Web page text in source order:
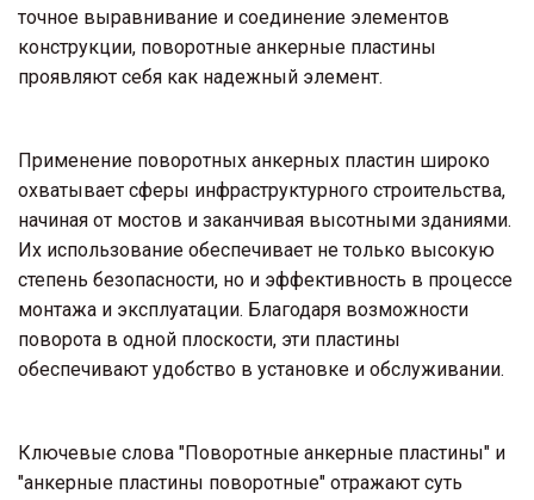
точное выравнивание и соединение элементов
конструкции, поворотные анкерные пластины
проявляют себя как надежный элемент.
Применение поворотных анкерных пластин широко
охватывает сферы инфраструктурного строительства,
начиная от мостов и заканчивая высотными зданиями.
Их использование обеспечивает не только высокую
степень безопасности, но и эффективность в процессе
монтажа и эксплуатации. Благодаря возможности
поворота в одной плоскости, эти пластины
обеспечивают удобство в установке и обслуживании.
Ключевые слова "Поворотные анкерные пластины" и
"анкерные пластины поворотные" отражают суть